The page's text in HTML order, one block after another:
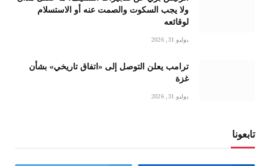
ولا يجب السكوت والصمت عنه أو الاستسلام
لوقائعه
يوليو 31, 2026
ترامب يعلن التوصل إلى «اتفاق تاريخي» بشأن
غزة
يوليو 31, 2026
تابعونا